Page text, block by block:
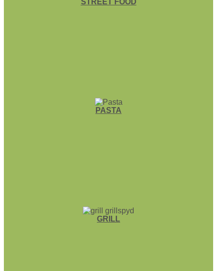
STREET FOOD
PASTA
GRILL